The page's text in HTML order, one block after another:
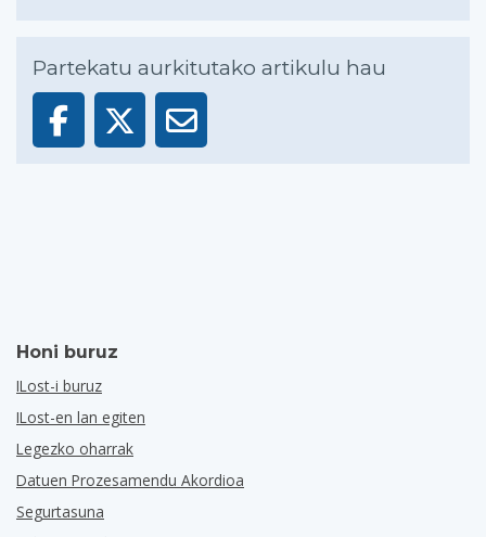
Partekatu aurkitutako artikulu hau
Honi buruz
ILost-i buruz
ILost-en lan egiten
Legezko oharrak
Datuen Prozesamendu Akordioa
Segurtasuna